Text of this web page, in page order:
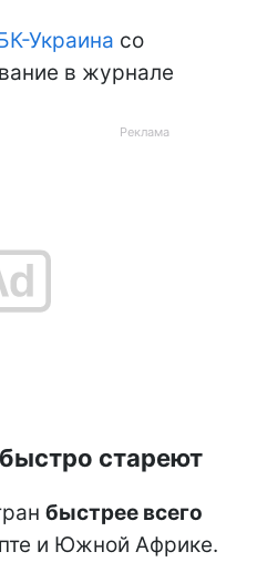
Украина со
в журнале
стареют
быстрее всего
и Южной Африке.